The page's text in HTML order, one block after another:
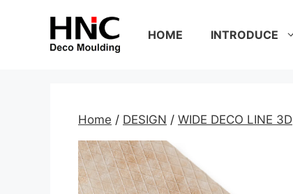
HOME INTRODUCE
Home / DESIGN / WIDE DECO LINE 3D